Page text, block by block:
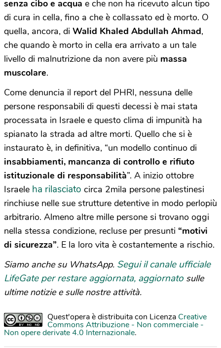
senza cibo e acqua e che non ha ricevuto alcun tipo
di cura in cella, fino a che è collassato ed è morto. O
quella, ancora, di Walid Khaled Abdullah Ahmad,
che quando è morto in cella era arrivato a un tale
livello di malnutrizione da non avere più massa
muscolare.
Come denuncia il report del PHRI, nessuna delle
persone responsabili di questi decessi è mai stata
processata in Israele e questo clima di impunità ha
spianato la strada ad altre morti. Quello che si è
instaurato è, in definitiva, “un modello continuo di
insabbiamenti, mancanza di controllo e rifiuto
istituzionale di responsabilità”. A inizio ottobre
Israele ha rilasciato circa 2mila persone palestinesi
rinchiuse nelle sue strutture detentive in modo perlopiù
arbitrario. Almeno altre mille persone si trovano oggi
nella stessa condizione, recluse per presunti “motivi
di sicurezza”. E la loro vita è costantemente a rischio.
Siamo anche su WhatsApp. Segui il canale ufficiale
LifeGate per restare aggiornata, aggiornato sulle
ultime notizie e sulle nostre attività.
Quest'opera è distribuita con Licenza Creative
Commons Attribuzione - Non commerciale -
Non opere derivate 4.0 Internazionale.